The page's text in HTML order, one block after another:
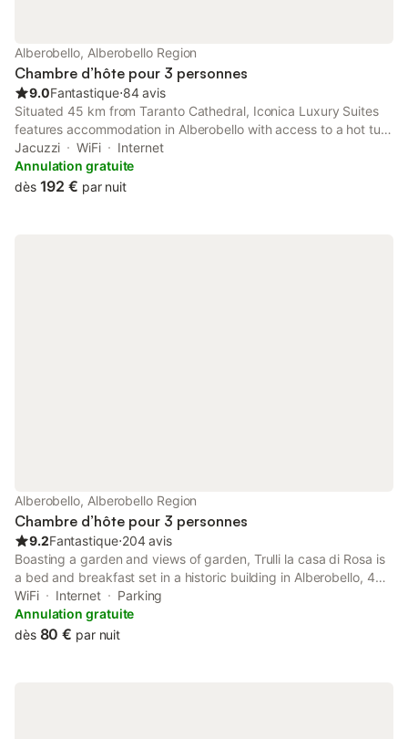
Alberobello, Alberobello Region
Chambre d’hôte pour 3 personnes
9.0Fantastique⋅84 avis
Situated 45 km from Taranto Cathedral, Iconica Luxury Suites
features accommodation in Alberobello with access to a hot tub.
This property offers access to a patio and free private parking.
Jacuzzi WiFi
Internet
Annulation gratuite
dès 192 € par nuit
Alberobello, Alberobello Region
Chambre d’hôte pour 3 personnes
9.2Fantastique⋅204 avis
Boasting a garden and views of garden, Trulli la casa di Rosa is
a bed and breakfast set in a historic building in Alberobello, 44
km from Taranto Cathedral. This property offers access to a
patio, free private parking and free WiFi.
WiFi Internet
Parking
Annulation gratuite
dès 80 € par nuit